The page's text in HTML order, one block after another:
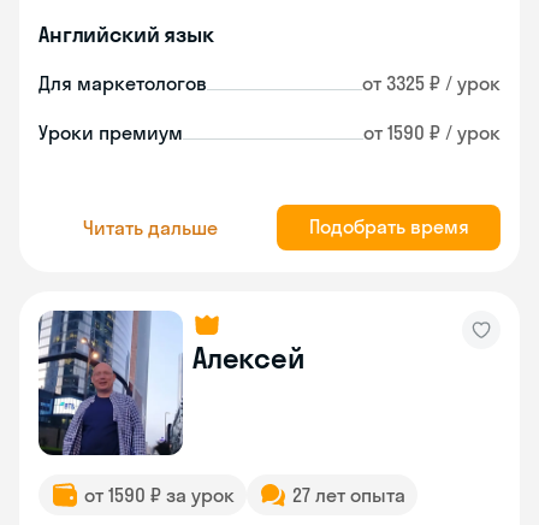
Английский язык
Для маркетологов от 3325 ₽ / урок
Уроки премиум от 1590 ₽ / урок
Читать дальше Подобрать время
Алексей
от 1590 ₽ за урок 27 лет опыта